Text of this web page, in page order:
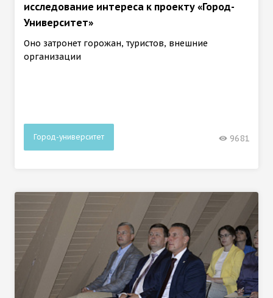
исследование интереса к проекту «Город-
Университет»
Оно затронет горожан, туристов, внешние
организации
Город-университет 9681